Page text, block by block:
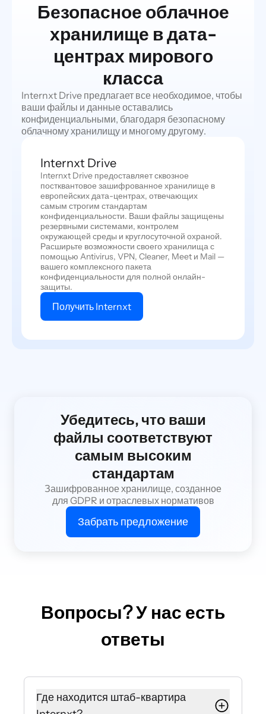
Безопасное облачное
хранилище в дата-
центрах мирового
класса
Internxt Drive предлагает все необходимое, чтобы
ваши файлы и данные оставались
конфиденциальными, благодаря безопасному
облачному хранилищу и многому другому.
Internxt Drive
Internxt Drive предоставляет сквозное
постквантовое зашифрованное хранилище в
европейских дата-центрах, отвечающих
самым строгим стандартам
конфиденциальности. Ваши файлы защищены
резервными системами, контролем
окружающей среды и круглосуточной охраной.
Расширьте возможности своего хранилища с
помощью Antivirus, VPN, Cleaner, Meet и Mail —
вашего комплексного пакета
конфиденциальности для полной онлайн-
защиты.
Получить Internxt
Убедитесь, что ваши
файлы соответствуют
самым высоким
стандартам
Зашифрованное хранилище, созданное
для GDPR и отраслевых нормативов
Забрать предложение
Вопросы? У нас есть
ответы
Где находится штаб-квартира